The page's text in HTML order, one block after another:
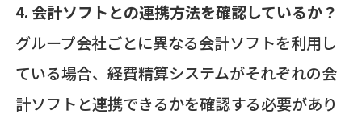
4. 会計ソフトとの連携方法を確認しているか？
グループ会社ごとに異なる会計ソフトを利用し
ている場合、経費精算システムがそれぞれの会
計ソフトと連携できるかを確認する必要があり